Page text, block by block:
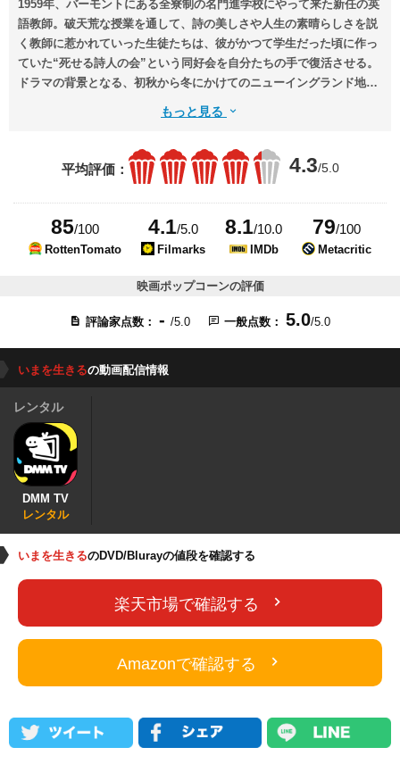
1959年、バーモントにある全寮制の名門進学校にやって来た新任の英
語教師。破天荒な授業を通して、詩の美しさや人生の素晴らしさを説
く教師に惹かれていった生徒たちは、彼がかつて学生だった頃に作っ
ていた“死せる詩人の会”という同好会を自分たちの手で復活させる。
ドラマの背景となる、初秋から冬にかけてのニューイングランド地方
もっと見る
平均評価： 4.3/5.0
85/100
RottenTomato
4.1/5.0
Filmarks
8.1/10.0
IMDb
79/100
Metacritic
映画ポップコーンの評価
評論家点数： - /5.0 一般点数： 5.0/5.0
いまを生きるの動画配信情報
レンタル
DMM TV
レンタル
いまを生きるのDVD/Blurayの値段を確認する
楽天市場で確認する
Amazonで確認する